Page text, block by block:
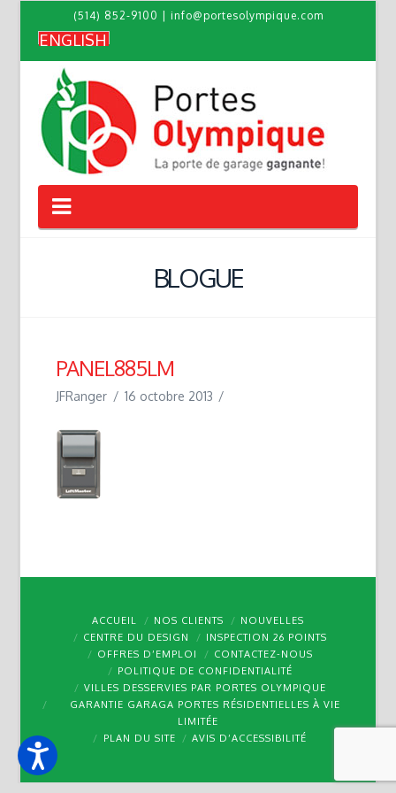
(514) 852-9100 info@portesolympique.com
ENGLISH
Navigation
BLOGUE
PANEL885LM
JFRanger 16 octobre 2013
ACCUEIL NOS CLIENTS
NOUVELLES
CENTRE DU DESIGN
INSPECTION 26 POINTS
OFFRES D’EMPLOI
CONTACTEZ-NOUS
POLITIQUE DE CONFIDENTIALITÉ
VILLES DESSERVIES PAR PORTES OLYMPIQUE
GARANTIE GARAGA PORTES RÉSIDENTIELLES À VIE
LIMITÉE
PLAN DU SITE
AVIS D’ACCESSIBILITÉ